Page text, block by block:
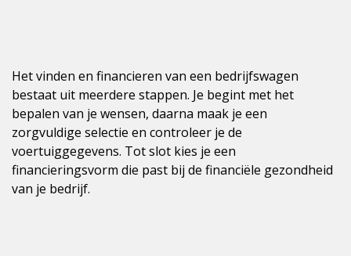
Het vinden en financieren van een bedrijfswagen
bestaat uit meerdere stappen. Je begint met het
bepalen van je wensen, daarna maak je een
zorgvuldige selectie en controleer je de
voertuiggegevens. Tot slot kies je een
financieringsvorm die past bij de financiële gezondheid
van je bedrijf.